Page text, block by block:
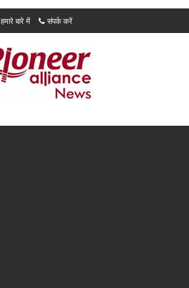
हमारे बारे में संपर्क करें